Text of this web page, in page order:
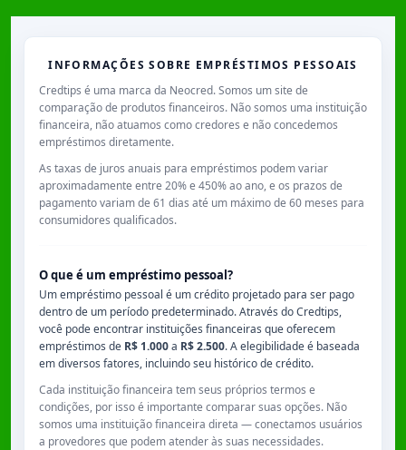
INFORMAÇÕES SOBRE EMPRÉSTIMOS PESSOAIS
Credtips é uma marca da Neocred. Somos um site de
comparação de produtos financeiros. Não somos uma instituição
financeira, não atuamos como credores e não concedemos
empréstimos diretamente.
As taxas de juros anuais para empréstimos podem variar
aproximadamente entre 20% e 450% ao ano, e os prazos de
pagamento variam de 61 dias até um máximo de 60 meses para
consumidores qualificados.
O que é um empréstimo pessoal?
Um empréstimo pessoal é um crédito projetado para ser pago
dentro de um período predeterminado. Através do Credtips,
você pode encontrar instituições financeiras que oferecem
empréstimos de R$ 1.000a R$ 2.500. A elegibilidade é baseada
em diversos fatores, incluindo seu histórico de crédito.
Cada instituição financeira tem seus próprios termos e
condições, por isso é importante comparar suas opções. Não
somos uma instituição financeira direta — conectamos usuários
a provedores que podem atender às suas necessidades.